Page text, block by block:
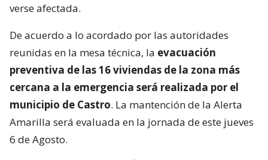
verse afectada.
De acuerdo a lo acordado por las autoridades
reunidas en la mesa técnica, la evacuación
preventiva de las 16 viviendas de la zona más
cercana a la emergencia será realizada por el
municipio de Castro. La mantención de la Alerta
Amarilla será evaluada en la jornada de este jueves
6 de Agosto.